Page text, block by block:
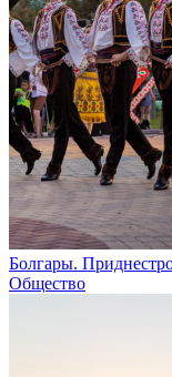
Болгары.
Общество